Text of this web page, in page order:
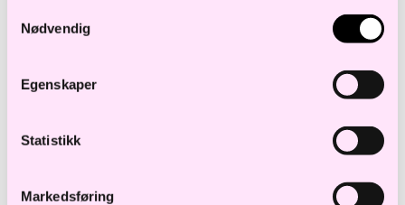
Nødvendig
Egenskaper
Statistikk
Markedsføring
Specialist Counsel
h.austdal@haavind.no